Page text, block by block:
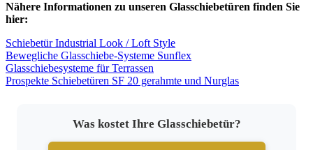
Nähere Informationen zu unseren Glasschiebetüren finden Sie
hier:
Schiebetür Industrial Look / Loft Style
Bewegliche Glasschiebe-Systeme Sunflex
Glasschiebesysteme für Terrassen
Prospekte Schiebetüren SF 20 gerahmte und Nurglas
Was kostet Ihre Glasschiebetür?